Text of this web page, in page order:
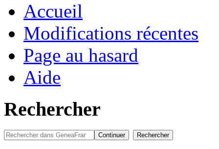
Accueil
Modifications récentes
Page au hasard
Aide
Rechercher